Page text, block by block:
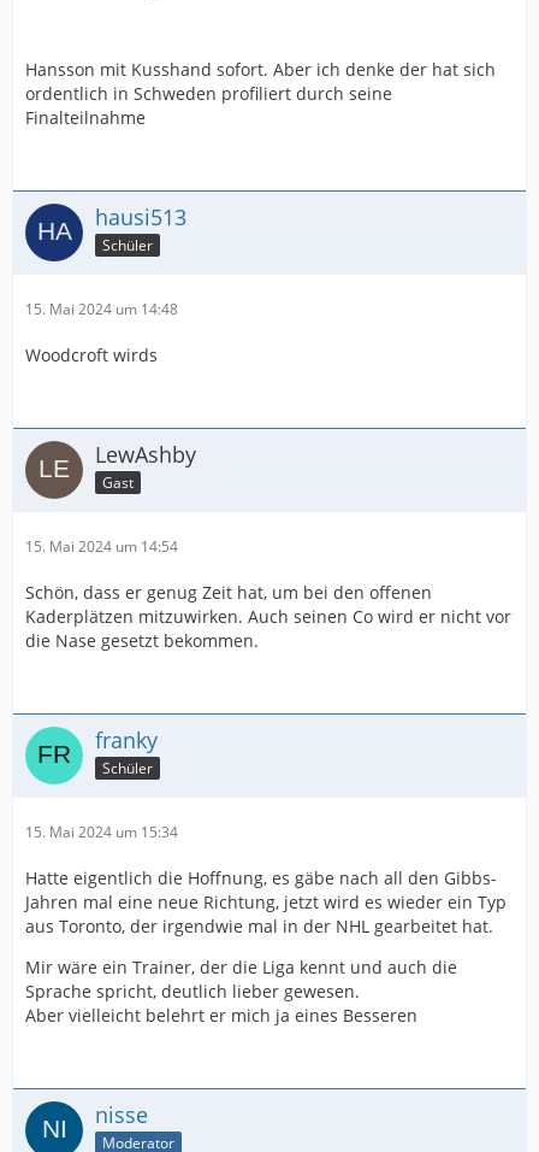
Hansson mit Kusshand sofort. Aber ich denke der hat sich
ordentlich in Schweden profiliert durch seine
Finalteilnahme
hausi513
Schüler
15. Mai 2024 um 14:48
Woodcroft wirds
LewAshby
Gast
15. Mai 2024 um 14:54
Schön, dass er genug Zeit hat, um bei den offenen
Kaderplätzen mitzuwirken. Auch seinen Co wird er nicht vor
die Nase gesetzt bekommen.
franky
Schüler
15. Mai 2024 um 15:34
Hatte eigentlich die Hoffnung, es gäbe nach all den Gibbs-
Jahren mal eine neue Richtung, jetzt wird es wieder ein Typ
aus Toronto, der irgendwie mal in der NHL gearbeitet hat.
Mir wäre ein Trainer, der die Liga kennt und auch die
Sprache spricht, deutlich lieber gewesen.
Aber vielleicht belehrt er mich ja eines Besseren
nisse
Moderator